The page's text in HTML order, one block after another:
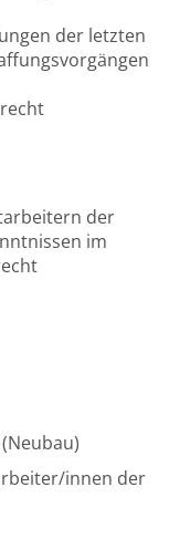
der letzten
der
im
innen der